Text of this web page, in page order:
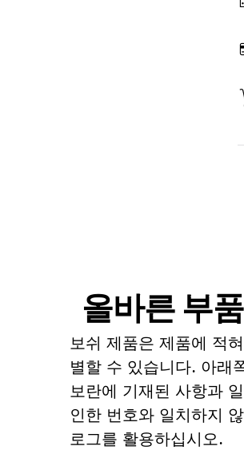
올바른 부
보쉬 제품은 제품에 적
별할 수 있습니다. 아래
보란에 기재된 사항과
인한 번호와 일치하지
로그를 활용하십시오.